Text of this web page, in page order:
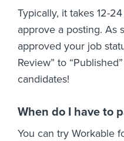
Typically, it takes 12-
approve a posting. As
approved your job
Review” to
candidates!
When do I have to
You can try Workable